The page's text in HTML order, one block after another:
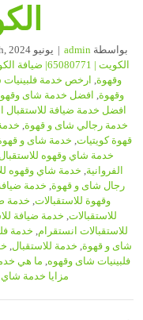
بواسطة admin
| يونيو 24th, 2024
الكويت | 65080771| ضيافة الكويت
وقهوة
ارخص خدمة
وقهوة
افضل خدمة شاى
افضل خدمة ضيافة للاستقبال
خدمة رجالي شاى و قهوة
قهوة كويتيات خدمة شاى و
خدمة شاي وقهوه للاستقبال
الفروانية خدمة شاي وقهوه
رجال شاى و قهوة خدمة
وقهوة للاستقبالات خدمة
للاستقبالات, خدمة ضيافة
للاستقبالات انستقرام خدمة
شاى و قهوة خدمة للاستقبال
فلبينيات شاى وقهوه ما هي
مزايا خدمة شاي